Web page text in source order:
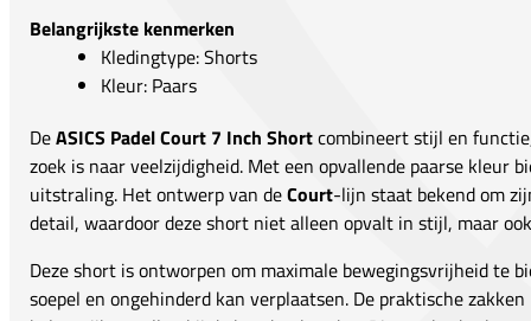
Belangrijkste kenmerken
Kledingtype: Shorts
Kleur: Paars
DeASICS Padel Court 7 Inch Shortcombineert stijl en
zoek is naar veelzijdigheid. Met een opvallende paarse kleur
uitstraling. Het ontwerp van deCourt-lijn staat bekend om
detail, waardoor deze short niet alleen opvalt in stijl, maar
Deze short is ontworpen om maximale bewegingsvrijheid te
soepel en ongehinderd kan verplaatsen. De praktische